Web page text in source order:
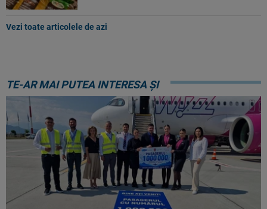
Vezi toate articolele de azi
TE-AR MAI PUTEA INTERESA ȘI